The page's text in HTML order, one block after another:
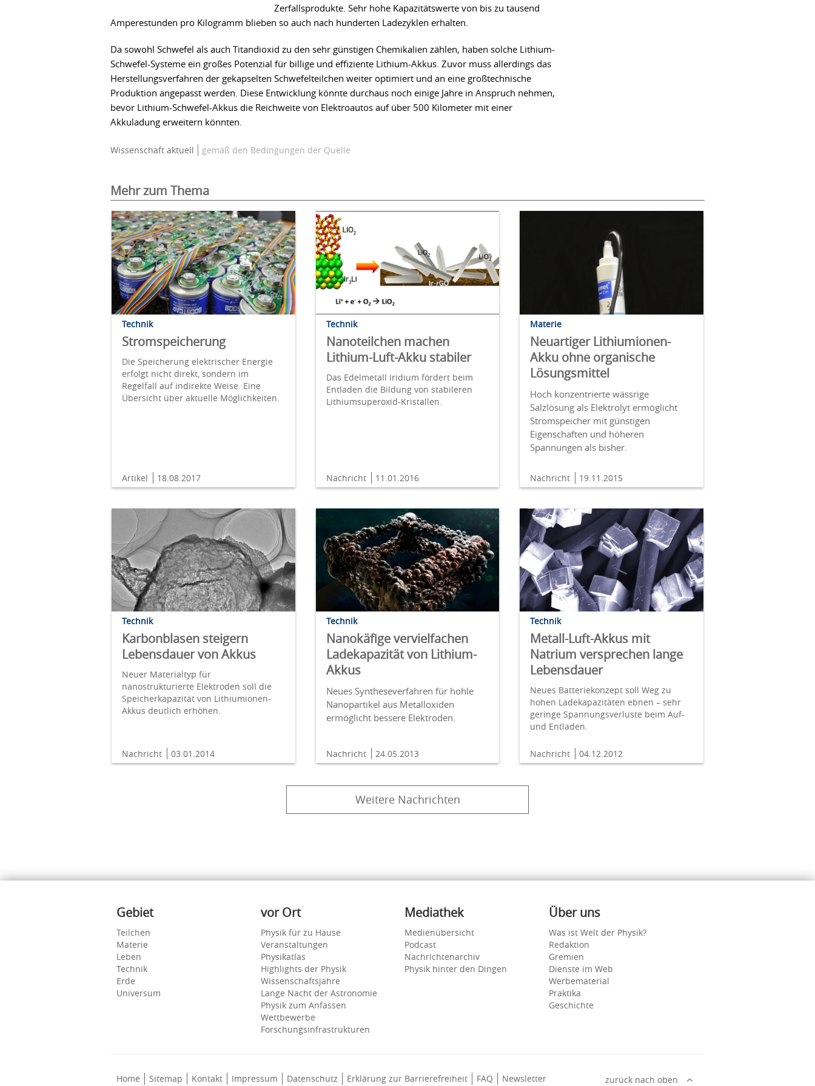
Zerfallsprodukte. Sehr hohe Kapazitätswerte von bis zu tausend
Amperestunden pro Kilogramm blieben so auch nach hunderten Ladezyklen erhalten.
Da sowohl Schwefel als auch Titandioxid zu den sehr günstigen Chemikalien zählen, haben solche Lithium-
Schwefel-Systeme ein großes Potenzial für billige und effiziente Lithium-Akkus. Zuvor muss allerdings das
Herstellungsverfahren der gekapselten Schwefelteilchen weiter optimiert und an eine großtechnische
Produktion angepasst werden. Diese Entwicklung könnte durchaus noch einige Jahre in Anspruch nehmen,
bevor Lithium-Schwefel-Akkus die Reichweite von Elektroautos auf über 500 Kilometer mit einer
Akkuladung erweitern könnten.
Wissenschaft aktuell gemäß den Bedingungen der Quelle
Mehr zum Thema
Technik
Stromspeicherung
Die Speicherung elektrischer Energie
erfolgt nicht direkt, sondern im
Regelfall auf indirekte Weise. Eine
Übersicht über aktuelle Möglichkeiten.
Artikel 18.08.2017
Technik
Nanoteilchen machen
Lithium-Luft-Akku stabiler
Das Edelmetall Iridium fördert beim
Entladen die Bildung von stabileren
Lithiumsuperoxid-Kristallen.
Nachricht 11.01.2016
Materie
Neuartiger Lithiumionen-
Akku ohne organische
Lösungsmittel
Hoch konzentrierte wässrige
Salzlösung als Elektrolyt ermöglicht
Stromspeicher mit günstigen
Eigenschaften und höheren
Spannungen als bisher.
Nachricht 19.11.2015
Technik
Karbonblasen steigern
Lebensdauer von Akkus
Neuer Materialtyp für
nanostrukturierte Elektroden soll die
Speicherkapazität von Lithiumionen-
Akkus deutlich erhöhen.
Nachricht 03.01.2014
Technik
Nanokäfige vervielfachen
Ladekapazität von Lithium-
Akkus
Neues Syntheseverfahren für hohle
Nanopartikel aus Metalloxiden
ermöglicht bessere Elektroden.
Nachricht 24.05.2013
Technik
Metall-Luft-Akkus mit
Natrium versprechen lange
Lebensdauer
Neues Batteriekonzept soll Weg zu
hohen Ladekapazitäten ebnen – sehr
geringe Spannungsverluste beim Auf-
und Entladen.
Nachricht 04.12.2012
Weitere Nachrichten
Inhalte
Gebiet
Teilchen
Materie
Leben
Technik
Erde
Universum
vor Ort
Physik für zu Hause
Veranstaltungen
Physikatlas
Highlights der Physik
Wissenschaftsjahre
Lange Nacht der Astronomie
Physik zum Anfassen
Wettbewerbe
Forschungsinfrastrukturen
Mediathek
Medienübersicht
Podcast
Nachrichtenarchiv
Physik hinter den Dingen
Über uns
Was ist Welt der Physik?
Redaktion
Gremien
Dienste im Web
Werbematerial
Praktika
Geschichte
Home Sitemap Kontakt Impressum Datenschutz Erklärung zur Barrierefreiheit FAQ Newsletter zurück nach oben